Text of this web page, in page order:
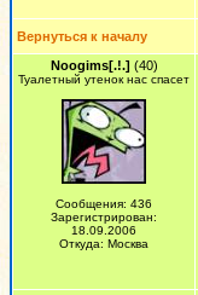
Вернуться к началу
Noogims[.!.] (40)
Туалетный утенок нас спасет
Сообщения: 436
Зарегистрирован:
18.09.2006
Откуда: Москва